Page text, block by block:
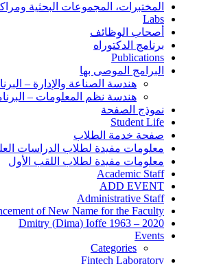
المختبرات، المجموعات البحثية
Labs
أصحاب الوظائف
برنامج الدكتوراه
Publications
البرامج الموصى بها
هندسة الصناعة والإدارة –
هندسة نظم المعلومات –
نموذج الصفحة
Student Life
صفحة خدمة الطلاب
معلومات مفيدة لطلاب الدراسات
معلومات مفيدة لطلاب اللقب الأول
Academic Staff
ADD EVENT
Administrative Staff
of New Name for the Faculty
Dmitry (Dima) Ioffe 1963 – 2020
Events
Categories
Fintech Laboratory